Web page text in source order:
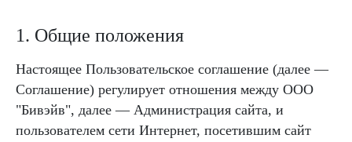
1. Общие положения
Настоящее Пользовательское соглашение (далее —
Соглашение) регулирует отношения между ООО
"Бивэйв", далее — Администрация сайта, и
пользователем сети Интернет, посетившим сайт